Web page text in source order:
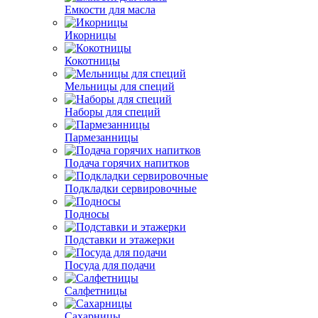
Емкости для масла
Икорницы
Кокотницы
Мельницы для специй
Наборы для специй
Пармезанницы
Подача горячих напитков
Подкладки сервировочные
Подносы
Подставки и этажерки
Посуда для подачи
Салфетницы